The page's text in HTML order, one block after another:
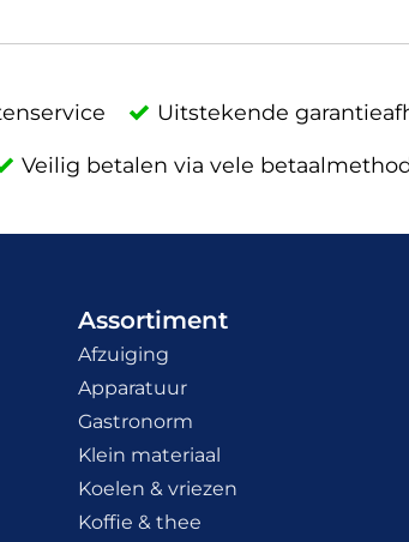
Uitstekende
Veilig betalen via vele
Assortiment
Afzuiging
Apparatuur
Gastronorm
Klein materiaal
Koelen & vriezen
Koffie & thee